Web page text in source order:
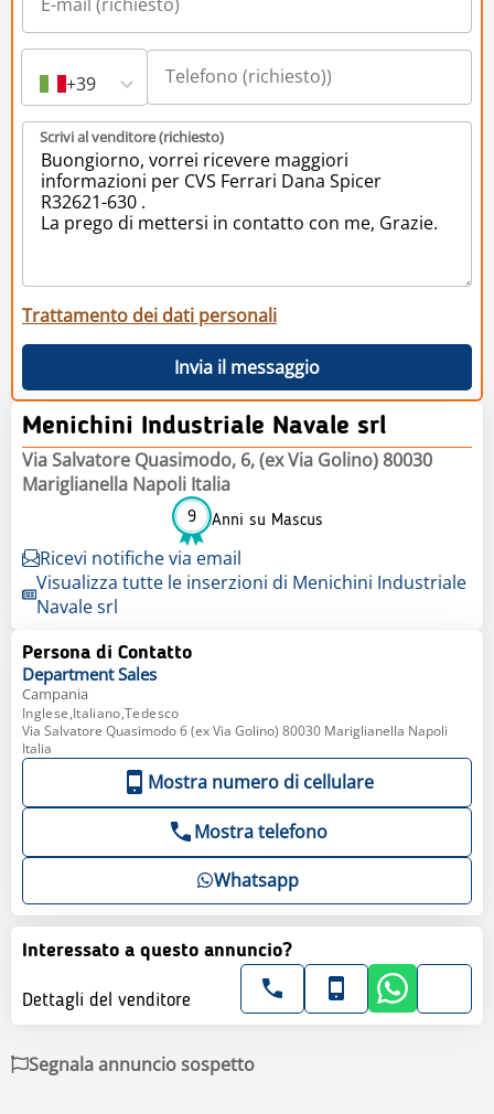
+39
Scrivi al venditore (richiesto)
Trattamento dei dati personali
Invia il messaggio
Menichini Industriale Navale srl
Via Salvatore Quasimodo, 6, (ex Via Golino) 80030
Mariglianella Napoli Italia
9 Anni su Mascus
Ricevi notifiche via email
Visualizza tutte le inserzioni di Menichini Industriale
Navale srl
Persona di Contatto
Department Sales
Campania
Inglese,Italiano,Tedesco
Via Salvatore Quasimodo 6 (ex Via Golino) 80030 Mariglianella Napoli
Italia
Mostra numero di cellulare
Mostra telefono
Whatsapp
Interessato a questo annuncio?
Dettagli del venditore
Segnala annuncio sospetto